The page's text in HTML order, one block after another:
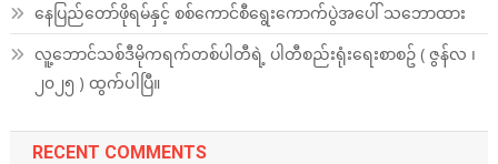
နေပြည်တော်ဖိုရမ်နှင့် စစ်ကောင်စီရွေးကောက်ပွဲအပေါ် သဘောထား
လူ့ဘောင်သစ်ဒီမိုကရက်တစ်ပါတီရဲ့ ပါတီစည်းရုံးရေးစာစဥ် ( ဇွန်လ ၊
၂၀၂၅ ) ထွက်ပါပြီ။
RECENT COMMENTS